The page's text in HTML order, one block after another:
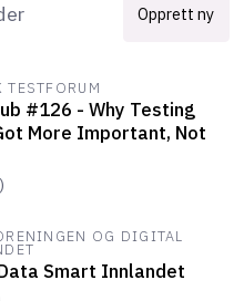
Opprett ny
TESTFORUM
#126 - Why Testing
More Important, Not
OG DIGITAL
Smart Innlandet